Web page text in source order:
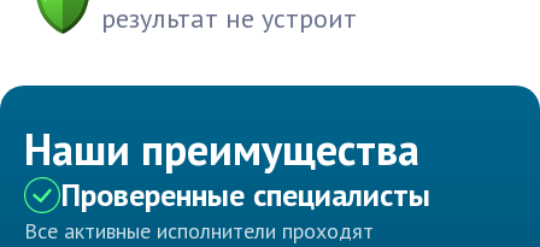
результат не устроит
Наши преимущества
Проверенные специалисты
Все активные исполнители проходят